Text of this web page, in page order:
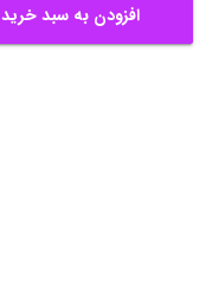
افزودن به سبد خرید